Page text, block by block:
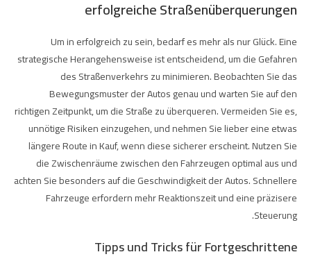
erfolgreiche Straßenüberquerungen
Um inerfolgreich zu sein, bedarf es mehr als nur Glück. Eine
strategische Herangehensweise ist entscheidend, um die Gefahren
des Straßenverkehrs zu minimieren. Beobachten Sie das
Bewegungsmuster der Autos genau und warten Sie auf den
richtigen Zeitpunkt, um die Straße zu überqueren. Vermeiden Sie es,
unnötige Risiken einzugehen, und nehmen Sie lieber eine etwas
längere Route in Kauf, wenn diese sicherer erscheint. Nutzen Sie
die Zwischenräume zwischen den Fahrzeugen optimal aus und
achten Sie besonders auf die Geschwindigkeit der Autos. Schnellere
Fahrzeuge erfordern mehr Reaktionszeit und eine präzisere
Steuerung.
Tipps und Tricks für Fortgeschrittene